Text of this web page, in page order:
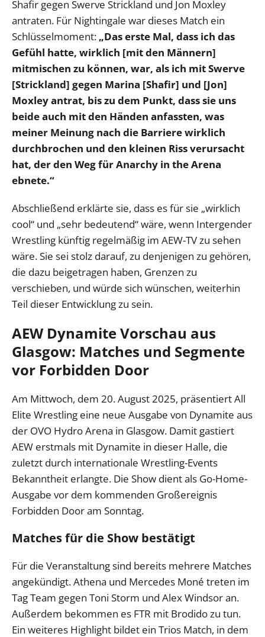
Shafir gegen Swerve Strickland und Jon Moxley
antraten. Für Nightingale war dieses Match ein
Schlüsselmoment: „Das erste Mal, dass ich das
Gefühl hatte, wirklich [mit den Männern]
mitmischen zu können, war, als ich mit Swerve
[Strickland] gegen Marina [Shafir] und [Jon]
Moxley antrat, bis zu dem Punkt, dass sie uns
beide auch mit den Händen anfassten, was
meiner Meinung nach die Barriere wirklich
durchbrochen und den kleinen Riss verursacht
hat, der den Weg für Anarchy in the Arena
ebnete.“
Abschließend erklärte sie, dass es für sie „wirklich
cool“ und „sehr bedeutend“ wäre, wenn Intergender
Wrestling künftig regelmäßig im AEW-TV zu sehen
wäre. Sie sei stolz darauf, zu denjenigen zu gehören,
die dazu beigetragen haben, Grenzen zu
verschieben, und würde sich wünschen, weiterhin
Teil dieser Entwicklung zu sein.
AEW Dynamite Vorschau aus
Glasgow: Matches und Segmente
vor Forbidden Door
Am Mittwoch, dem 20. August 2025, präsentiert All
Elite Wrestling eine neue Ausgabe von Dynamite aus
der OVO Hydro Arena in Glasgow. Damit gastiert
AEW erstmals mit Dynamite in dieser Halle, die
zuletzt durch internationale Wrestling-Events
Bekanntheit erlangte. Die Show dient als Go-Home-
Ausgabe vor dem kommenden Großereignis
Forbidden Door am Sonntag.
Matches für die Show bestätigt
Für die Veranstaltung sind bereits mehrere Matches
angekündigt. Athena und Mercedes Moné treten im
Tag Team gegen Toni Storm und Alex Windsor an.
Außerdem bekommen es FTR mit Brodido zu tun.
Ein weiteres Highlight bildet ein Trios Match, in dem